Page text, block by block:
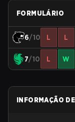
FORMULÁRIO
6/10 L L
7/10 L W
INFORMAÇÃO